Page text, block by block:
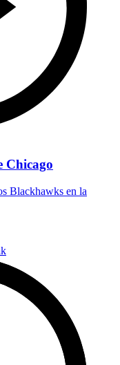
Chicago
Blackhawks en la